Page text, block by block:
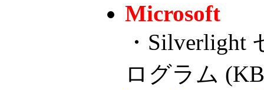
Microsoft
・Silverlight
ログラム